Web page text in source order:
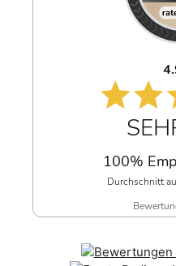
100%
Durchschnitt